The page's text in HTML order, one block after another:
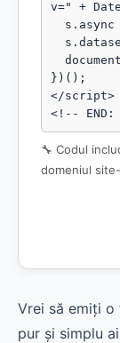
v=" +
})();
</script>
<!-- END:
🔧 Codul
domeniul
Vrei să emiți o
pur și simplu